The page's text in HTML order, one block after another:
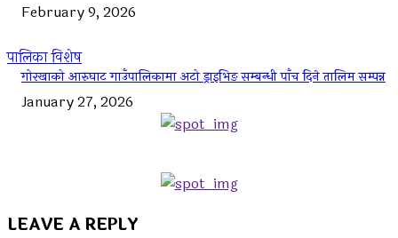
February 9, 2026
पालिका विशेष
गोरखाको आरुघाट गाउँपालिकामा अटो ड्राइभिङ सम्बन्धी पाँच दिने तालिम सम्पन्न
January 27, 2026
LEAVE A REPLY